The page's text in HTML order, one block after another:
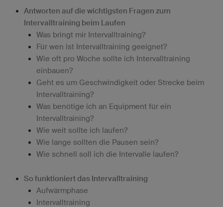
Antworten auf die wichtigsten Fragen zum
Intervalltraining beim Laufen
Was bringt mir Intervalltraining?
Für wen ist Intervalltraining geeignet?
Wie oft pro Woche sollte ich Intervalltraining
einbauen?
Geht es um Geschwindigkeit oder Strecke beim
Intervalltraining?
Was benötige ich an Equipment für ein
Intervalltraining?
Wie weit sollte ich laufen?
Wie lange sollten die Pausen sein?
Wie schnell soll ich die Intervalle laufen?
So funktioniert das Intervalltraining
Aufwärmphase
Intervalltraining